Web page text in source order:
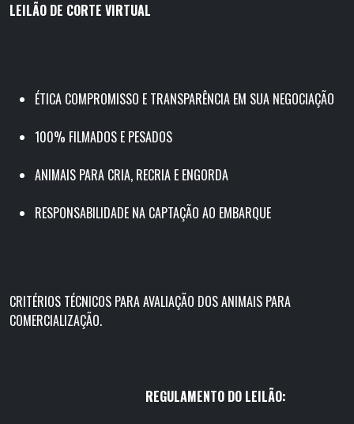
LEILÃO DE CORTE VIRTUAL
ÉTICA COMPROMISSO E TRANSPARÊNCIA EM SUA NEGOCIAÇÃO
100% FILMADOS E PESADOS
ANIMAIS PARA CRIA, RECRIA E ENGORDA
RESPONSABILIDADE NA CAPTAÇÃO AO EMBARQUE
CRITÉRIOS TÉCNICOS PARA AVALIAÇÃO DOS ANIMAIS PARA
COMERCIALIZAÇÃO.
REGULAMENTO DO LEILÃO: